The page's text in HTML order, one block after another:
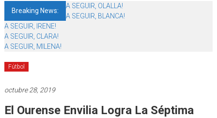
Breaking News:
A SEGUIR, OLALLA!
A SEGUIR, BLANCA!
A SEGUIR, IRENE!
A SEGUIR, CLARA!
A SEGUIR, MILENA!
Fútbol
octubre 28, 2019
El Ourense Envilia Logra La Séptima